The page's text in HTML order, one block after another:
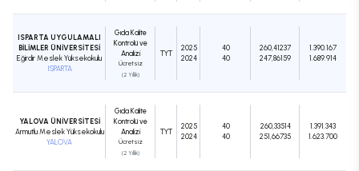
ISPARTA UYGULAMALI
BİLİMLER ÜNİVERSİTESİ
Eğirdir Meslek Yüksekokulu
ISPARTA
Gıda Kalite
Kontrolü ve
Analizi
Ücretsiz
(2 Yıllık)
TYT
2025
2024
40
40
260,41237
247,86159
1.390.167
1.689.914
YALOVA ÜNİVERSİTESİ
Armutlu Meslek Yüksekokulu
YALOVA
Gıda Kalite
Kontrolü ve
Analizi
Ücretsiz
(2 Yıllık)
TYT
2025
2024
40
40
260,33514
251,66735
1.391.343
1.623.700